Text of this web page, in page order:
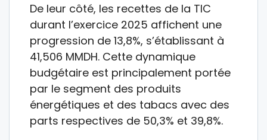
De leur côté, les recettes de la TIC
durant l’exercice 2025 affichent une
progression de 13,8%, s’établissant à
41,506 MMDH. Cette dynamique
budgétaire est principalement portée
par le segment des produits
énergétiques et des tabacs avec des
parts respectives de 50,3% et 39,8%.